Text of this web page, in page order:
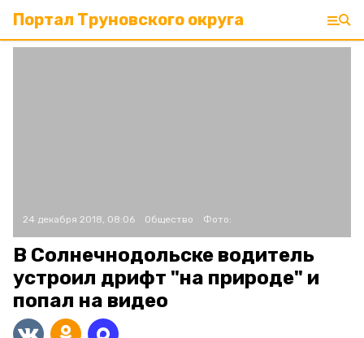
Портал Труновского округа
24 декабря 2018, 08:06 Общество Фото:
В Солнечнодольске водитель
устроил дрифт "на природе" и
попал на видео